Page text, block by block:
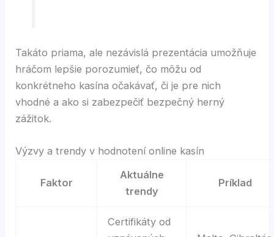
Takáto priama, ale nezávislá prezentácia umožňuje
hráčom lepšie porozumieť, čo môžu od
konkrétneho kasína očakávať, či je pre nich
vhodné a ako si zabezpečiť bezpečný herný
zážitok.
Výzvy a trendy v hodnotení online kasín
Faktor
Aktuálne
trendy
Príklad
Certifikáty od